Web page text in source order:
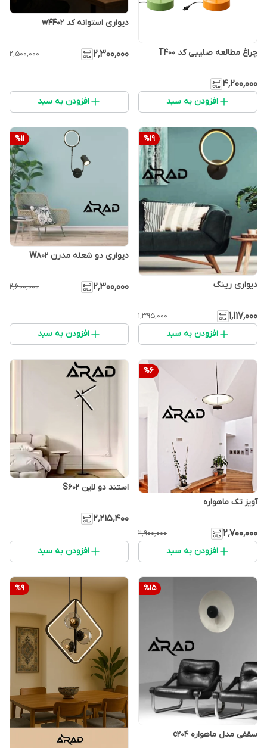
چراغ مطالعه صلیبی کد T400
۴٬۲۰۰٬۰۰۰
افزودن به سبد
دیواری استوانه کد w4402
۲٬۳۰۰٬۰۰۰ ۲٬۵۰۰٬۰۰۰
افزودن به سبد
%19
دیواری رینگ
۱٬۱۱۷٬۰۰۰ ۱٬۳۹۵٬۰۰۰
افزودن به سبد
%11
دیواری دو شعله مدرن W802
۲٬۳۰۰٬۰۰۰ ۲٬۶۰۰٬۰۰۰
افزودن به سبد
%6
آویز تک ماهواره
۲٬۷۰۰٬۰۰۰ ۲٬۹۰۰٬۰۰۰
افزودن به سبد
استند دو لاین S602
۲٬۲۱۵٬۴۰۰
افزودن به سبد
%15
سقفی مدل ماهواره c204
%9